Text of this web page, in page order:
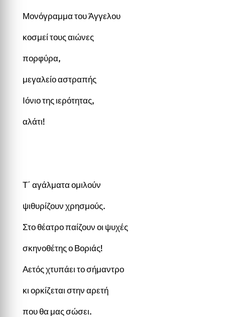
Μονόγραμμα του Άγγελου
κοσμεί τους αιώνες
πορφύρα,
μεγαλείο αστραπής
Ιόνιο της ιερότητας,
αλάτι!
Τ΄ αγάλματα ομιλούν
ψιθυρίζουν χρησμούς.
Στο θέατρο παίζουν οι ψυχές
σκηνοθέτης ο Βοριάς!
Αετός χτυπάει το σήμαντρο
κι ορκίζεται στην αρετή
που θα μας σώσει.